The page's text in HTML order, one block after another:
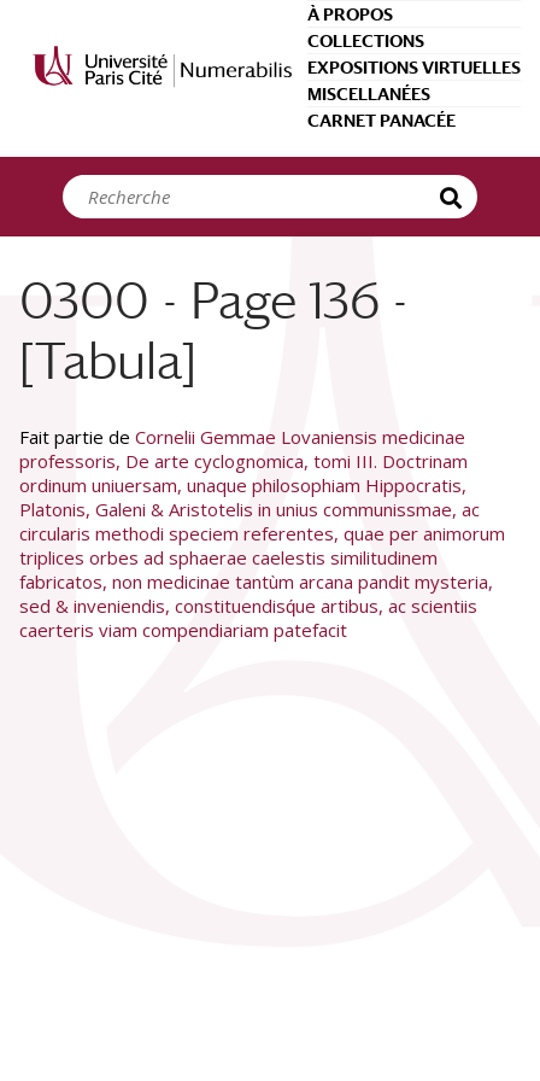
À PROPOS
COLLECTIONS
EXPOSITIONS VIRTUELLES
MISCELLANÉES
CARNET PANACÉE
0300 - Page 136 -
[Tabula]
Fait partie de Cornelii Gemmae Lovaniensis medicinae
professoris, De arte cyclognomica, tomi III. Doctrinam
ordinum uniuersam, unaque philosophiam Hippocratis,
Platonis, Galeni & Aristotelis in unius communissmae, ac
circularis methodi speciem referentes, quae per animorum
triplices orbes ad sphaerae caelestis similitudinem
fabricatos, non medicinae tantùm arcana pandit mysteria,
sed & inveniendis, constituendisq́ue artibus, ac scientiis
caerteris viam compendiariam patefacit